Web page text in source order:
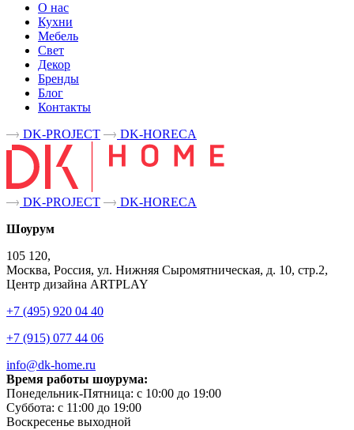
О нас
Кухни
Мебель
Свет
Декор
Бренды
Блог
Контакты
DK-PROJECT
DK-HORECA
DK-PROJECT
DK-HORECA
Шоурум
105 120,
Москва, Россия, ул. Нижняя Сыромятническая, д. 10, стр.2,
Центр дизайна ARTPLAY
+7 (495) 920 04 40
+7 (915) 077 44 06
info@dk-home.ru
Время работы шоурума:
Понедельник-Пятница: c 10:00 до 19:00
Суббота: c 11:00 до 19:00
Воскресенье выходной